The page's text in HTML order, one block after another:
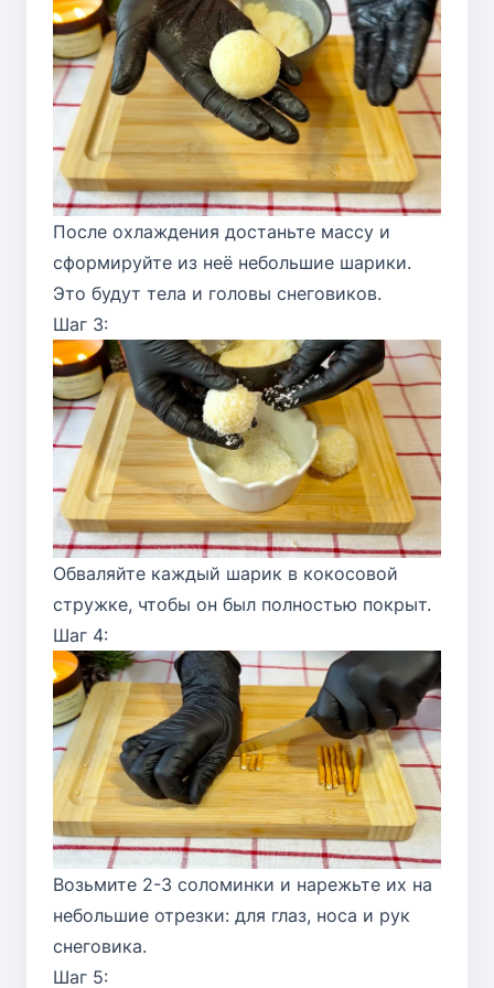
После охлаждения достаньте массу и
сформируйте из неё небольшие шарики.
Это будут тела и головы снеговиков.
Шаг 3:
Обваляйте каждый шарик в кокосовой
стружке, чтобы он был полностью покрыт.
Шаг 4:
Возьмите 2-3 соломинки и нарежьте их на
небольшие отрезки: для глаз, носа и рук
снеговика.
Шаг 5: